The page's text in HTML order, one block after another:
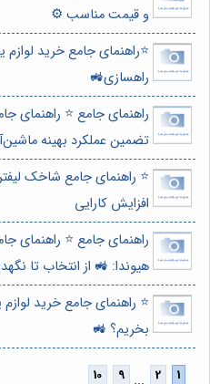
و قیمت مناسب ⚙️
⭐️راهنمای جامع خرید
راهسازی🚜
راهنمای جامع ⭐️ راهنمای
تضمین عملکرد بهینه
⭐️ راهنمای جامع شاخک
افزایش کارایی
راهنمای جامع ⭐️ راهنمای
هیوندا: 🚜 از انتخاب تا
⭐️ راهنمای جامع خرید
بخریم؟ 🚜